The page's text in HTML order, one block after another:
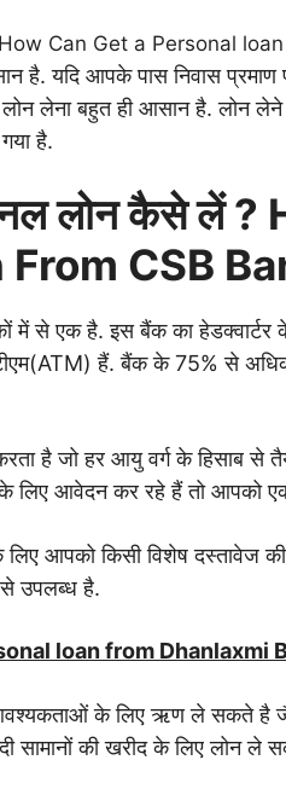
How Can Get a Personal
है. यदि आपके पास निवास प्रमाण
लेना बहुत ही आसान है. लोन लेने
है.
लोन कैसे लें
CSB
में से एक है. इस बैंक का
हैं. बैंक के 75% से
है जो हर आयु वर्ग के हिसाब से
आवेदन कर रहे हैं तो आपको एक
आपको किसी विशेष दस्तावेज
उपलब्ध है.
loan from Dhanlaxmi
के लिए ऋण ले सकते है
सामानों की खरीद के लिए लोन ले